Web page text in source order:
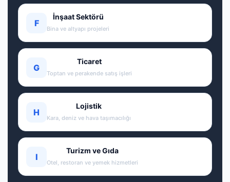
F
İnşaat Sektörü
Bina ve altyapı projeleri
G
Ticaret
Toptan ve perakende satış işleri
H
Lojistik
Kara, deniz ve hava taşımacılığı
I
Turizm ve Gıda
Otel, restoran ve yemek hizmetleri